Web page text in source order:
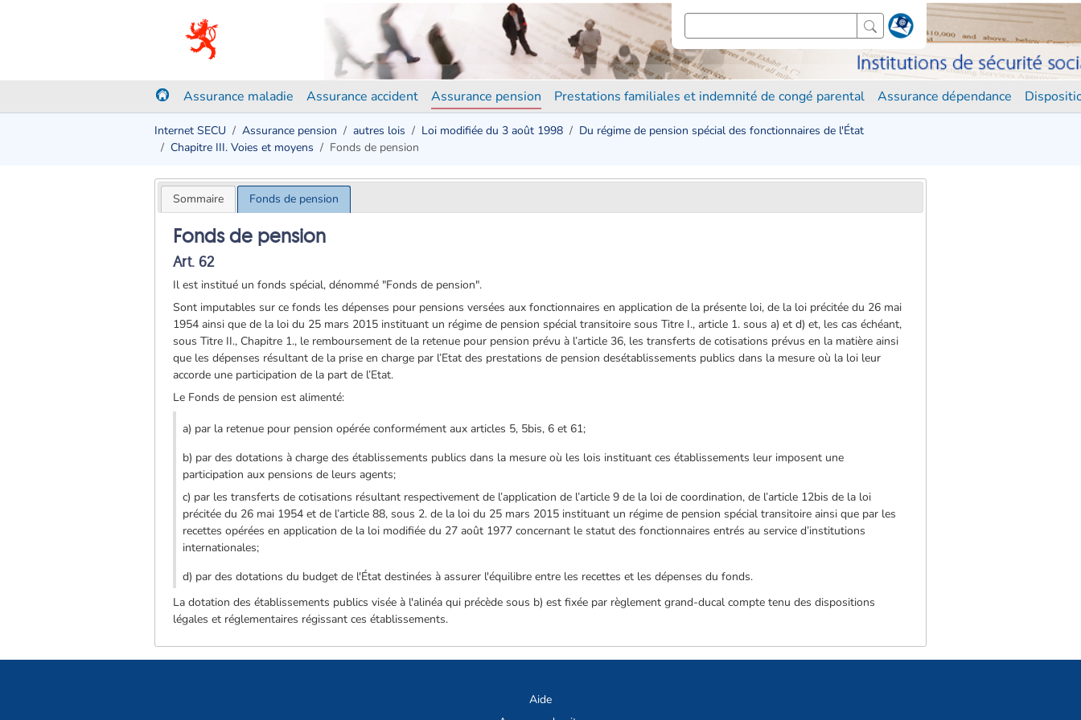
Assurance maladie Assurance accident Assurance pension Prestations familiales et indemnité de congé parental Assurance dépendance
Internet SECU Assurance pension autres lois Loi modifiée du 3 août 1998
Du régime de pension spécial des fonctionnaires de l'État
Chapitre III. Voies et moyens
Fonds de pension
Sommaire Fonds de pension
Fonds de pension
Art. 62
Il est institué un fonds spécial, dénommé "Fonds de pension".
Sont imputables sur ce fonds les dépenses pour pensions versées aux fonctionnaires en application de la présente loi, de la loi précitée du 26 mai
1954 ainsi que de la loi du 25 mars 2015 instituant un régime de pension spécial transitoire sous Titre I., article 1. sous a) et d) et, les cas échéant,
sous Titre II., Chapitre 1., le remboursement de la retenue pour pension prévu à l’article 36, les transferts de cotisations prévus en la matière ainsi
que les dépenses résultant de la prise en charge par l’Etat des prestations de pension desétablissements publics dans la mesure où la loi leur
accorde une participation de la part de l’Etat.
Le Fonds de pension est alimenté:
a) par la retenue pour pension opérée conformément aux articles 5, 5bis, 6 et 61;
b) par des dotations à charge des établissements publics dans la mesure où les lois instituant ces établissements leur imposent une
participation aux pensions de leurs agents;
c) par les transferts de cotisations résultant respectivement de l’application de l’article 9 de la loi de coordination, de l’article 12bis de la loi
précitée du 26 mai 1954 et de l’article 88, sous 2. de la loi du 25 mars 2015 instituant un régime de pension spécial transitoire ainsi que par les
recettes opérées en application de la loi modifiée du 27 août 1977 concernant le statut des fonctionnaires entrés au service d’institutions
internationales;
d) par des dotations du budget de l'État destinées à assurer l'équilibre entre les recettes et les dépenses du fonds.
La dotation des établissements publics visée à l'alinéa qui précède sous b) est fixée par règlement grand-ducal compte tenu des dispositions
légales et réglementaires régissant ces établissements.
Aide